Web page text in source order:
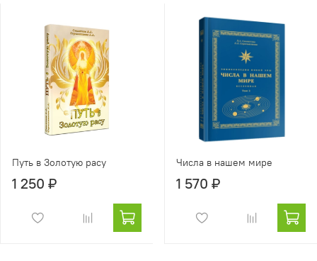
Путь в Золотую расу
1 250 ₽
Числа в нашем мире
1 570 ₽